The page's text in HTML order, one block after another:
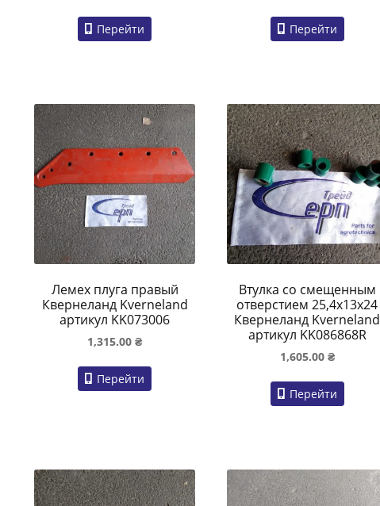
Перейти Перейти
Лемех плуга правый
Квернеланд Kverneland
артикул KK073006
1,315.00₴
Перейти
Втулка со смещенным
отверстием 25,4х13х24
Квернеланд Kverneland
артикул KK086868R
1,605.00 ₴
Перейти